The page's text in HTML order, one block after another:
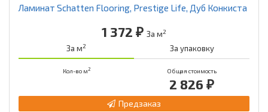
Ламинат Schatten Flooring, Prestige Life, Дуб Конкиста
1 372 ₽ За м2
За м2 За упаковку
Кол-во м2 Общая стоимость
2 826 ₽
Предзаказ